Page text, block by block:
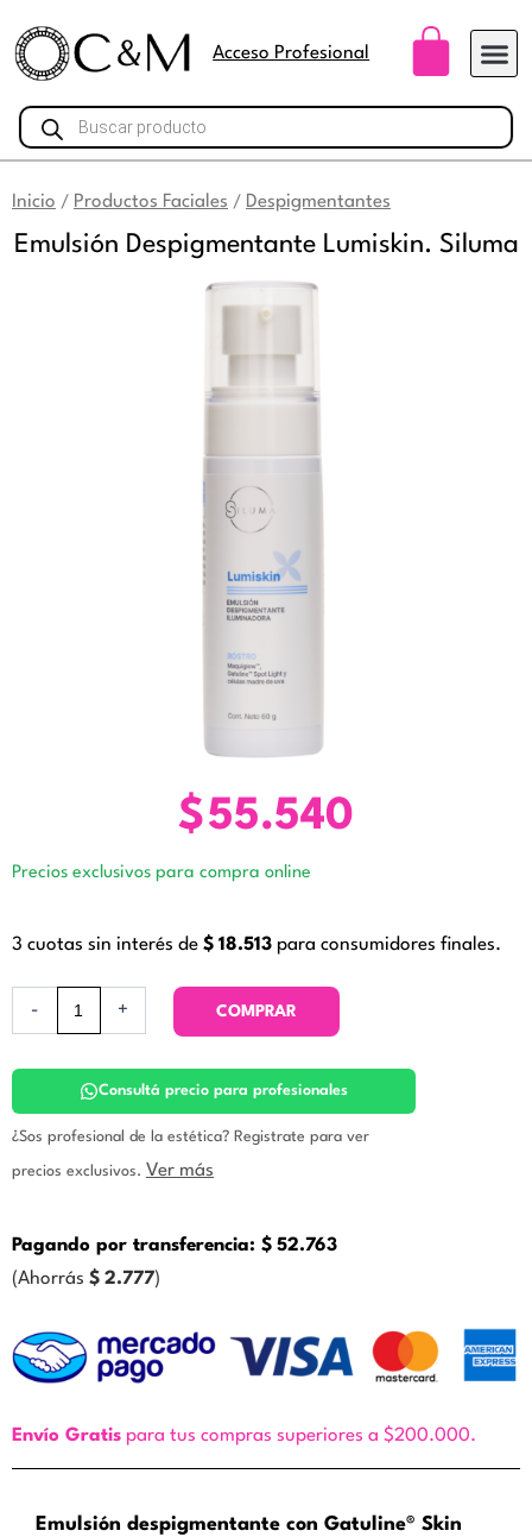
contenido
Acceso Profesional
Búsqueda
de
productos
Inicio / Productos Faciales / Despigmentantes
Emulsión Despigmentante Lumiskin. Siluma
$55.540
Precios exclusivos para compra online
3 cuotas sin interés de $ 18.513 para consumidores finales.
-
Despigmentante
Siluma
cantidad
+ COMPRAR
Consultá precio para profesionales
¿Sos profesional de la estética? Registrate para ver
precios exclusivos. Ver más
Pagando por transferencia: $ 52.763
(Ahorrás $ 2.777)
Envío Gratis para tus compras superiores a $200.000.
Emulsión despigmentante con Gatuline® Skin